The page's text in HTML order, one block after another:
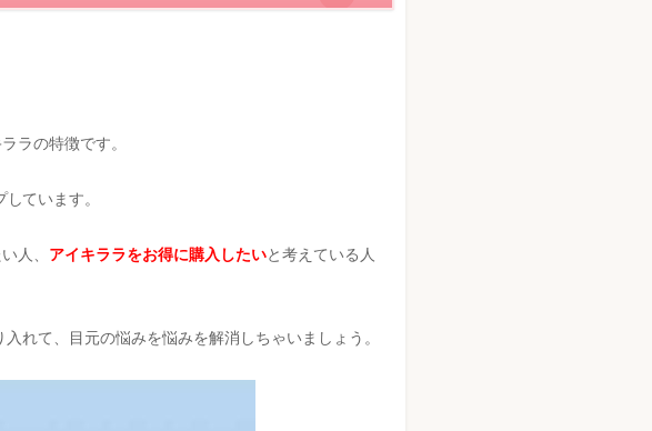
ラの特徴です。
ています。
人、 アイキララをお得に購入したいと考えている人
れて、目元の悩みを悩みを解消しちゃいましょう。